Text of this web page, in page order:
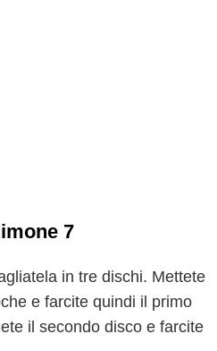
7
in tre dischi. Mettete
e farcite quindi il primo
il secondo disco e farcite